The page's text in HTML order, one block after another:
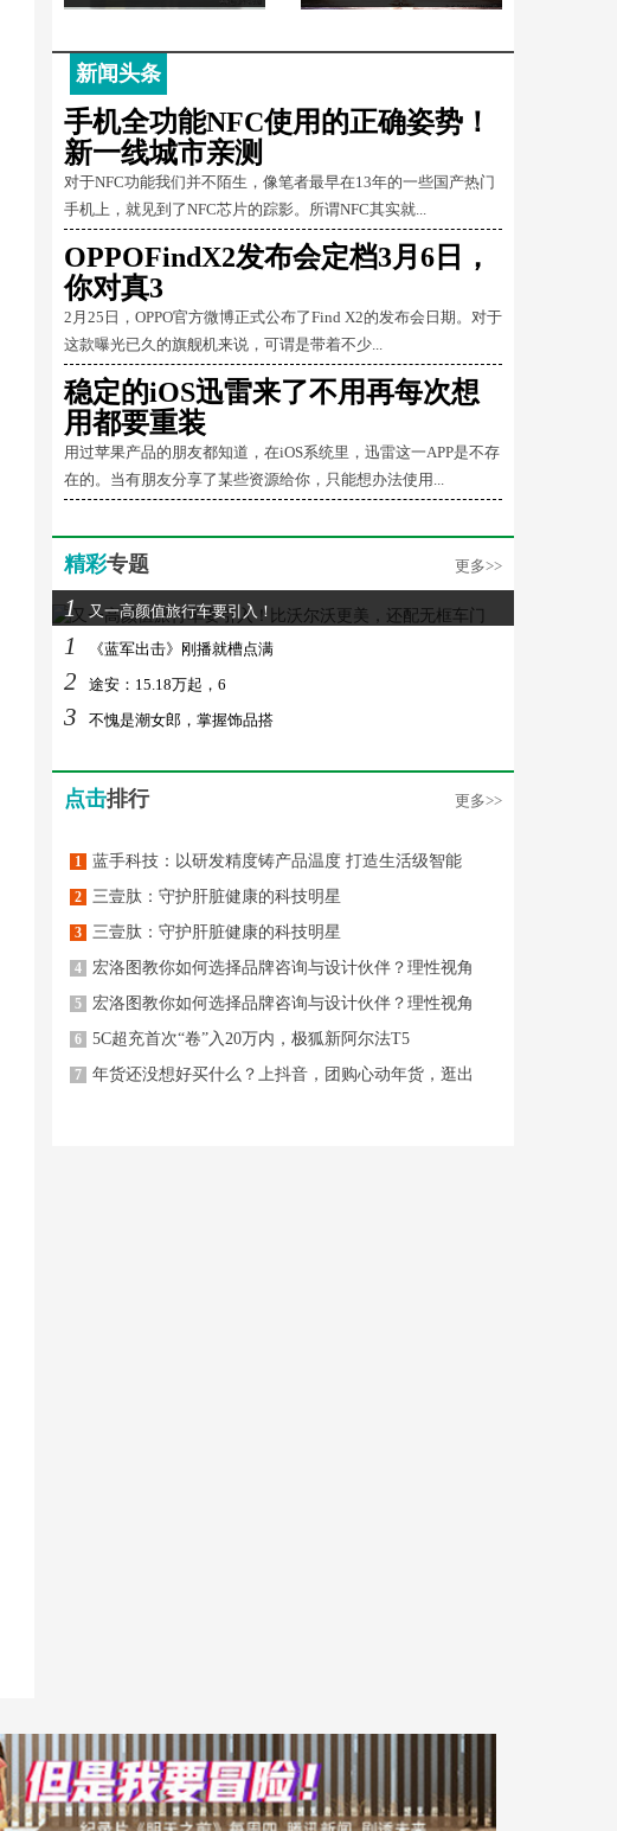
新闻头条
手机全功能NFC使用的正确姿势！
新一线城市亲测
对于NFC功能我们并不陌生，像笔者最早在13年的一些国产热门
手机上，就见到了NFC芯片的踪影。所谓NFC其实就...
OPPOFindX2发布会定档3月6日，
你对真3
2月25日，OPPO官方微博正式公布了Find X2的发布会日期。对于
这款曝光已久的旗舰机来说，可谓是带着不少...
稳定的iOS迅雷来了不用再每次想
用都要重装
用过苹果产品的朋友都知道，在iOS系统里，迅雷这一APP是不存
在的。当有朋友分享了某些资源给你，只能想办法使用...
精彩专题 更多>>
1 又一高颜值旅行车要引入！
1 《蓝军出击》刚播就槽点满
2 途安：15.18万起，6
3 不愧是潮女郎，掌握饰品搭
点击排行 更多>>
1 蓝手科技：以研发精度铸产品温度 打造生活级智能
2 三壹肽：守护肝脏健康的科技明星
3 三壹肽：守护肝脏健康的科技明星
4 宏洛图教你如何选择品牌咨询与设计伙伴？理性视角
5 宏洛图教你如何选择品牌咨询与设计伙伴？理性视角
6 5C超充首次“卷”入20万内，极狐新阿尔法T5
7 年货还没想好买什么？上抖音，团购心动年货，逛出